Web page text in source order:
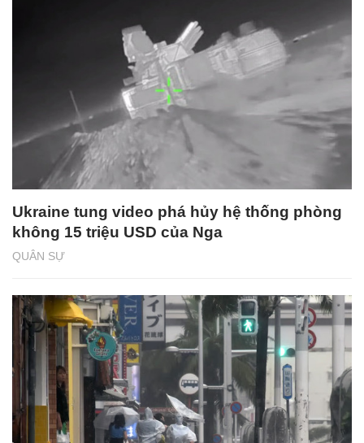
QUÂN SỰ
Ukraine tung video phá hủy hệ thống phòng
không 15 triệu USD của Nga